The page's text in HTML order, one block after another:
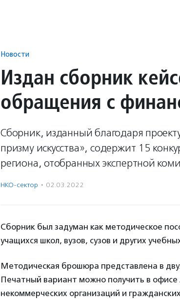
Новости
Издан сборник
обращения с
Сборник, изданный благодаря
призму искусства», содержит 15
региона, отобранных экспертной
НКО-сектор · 02.03.2022
Сборник был задуман как методическое
учащихся школ, вузов, сузов и других
Методическая брошюра представлена в
Печатный вариант можно получить в
некоммерческих организаций и